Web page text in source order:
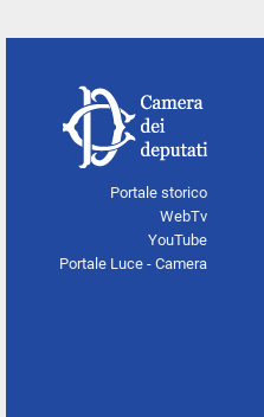
Portale storico
WebTv
YouTube
Portale Luce - Camera